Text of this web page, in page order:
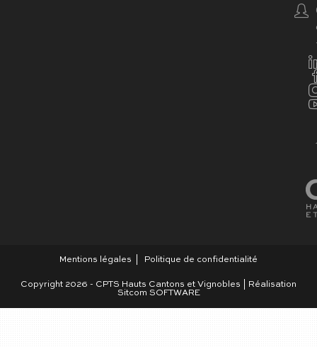
Mentions légales Politique de confidentialité
Copyright 2026 - CPTS Hauts Cantons et Vignobles | Réalisation
Sitcom SOFTWARE